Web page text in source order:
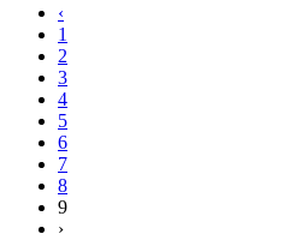
‹
1
2
3
4
5
6
7
8
9
›